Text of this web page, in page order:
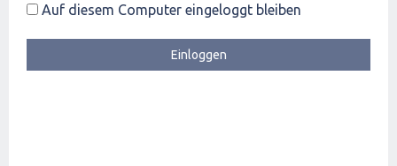
Auf diesem Computer eingeloggt bleiben